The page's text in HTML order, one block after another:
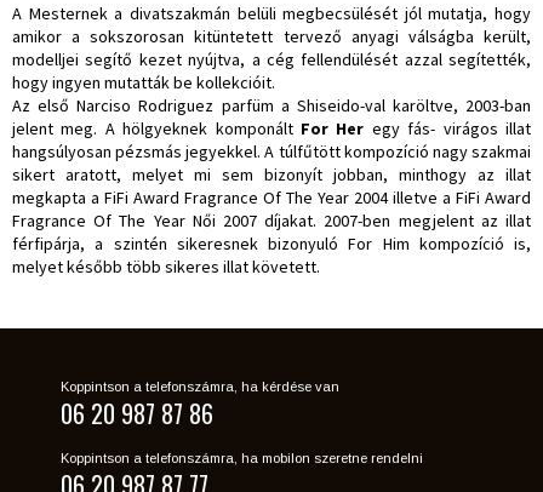
A Mesternek a divatszakmán belüli megbecsülését jól mutatja, hogy
amikor a sokszorosan kitüntetett tervező anyagi válságba került,
modelljei segítő kezet nyújtva, a cég fellendülését azzal segítették,
hogy ingyen mutatták be kollekcióit.
Az első Narciso Rodriguez parfüm a Shiseido-val karöltve, 2003-ban
jelent meg. A hölgyeknek komponált For Her egy fás- virágos illat
hangsúlyosan pézsmás jegyekkel. A túlfűtött kompozíció nagy szakmai
sikert aratott, melyet mi sem bizonyít jobban, minthogy az illat
megkapta a FiFi Award Fragrance Of The Year 2004 illetve a FiFi Award
Fragrance Of The Year Női 2007 díjakat. 2007-ben megjelent az illat
férfipárja, a szintén sikeresnek bizonyuló For Him kompozíció is,
melyet később több sikeres illat követett.
Koppintson a telefonszámra, ha kérdése van
06 20 987 87 86
Koppintson a telefonszámra, ha mobilon szeretne rendelni
06 20 987 87 77